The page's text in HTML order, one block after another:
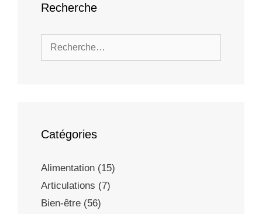
Recherche
Catégories
Alimentation (15)
Articulations (7)
Bien-être (56)